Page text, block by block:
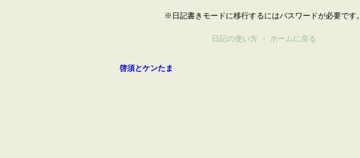
※日記書きモードに移行するにはパスワードが必要です。
日記の使い方 ・ ホームに戻る
啓須とケンたま